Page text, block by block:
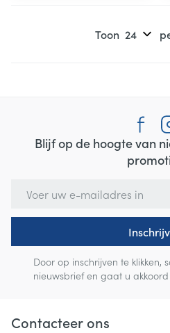
Toon
Blijf op de hoogte van
Door op inschrijven te klikken,
nieuwsbrief en gaat u
Contacteer ons